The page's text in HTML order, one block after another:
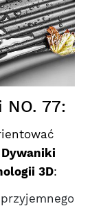
77:
Dywaniki
3D: